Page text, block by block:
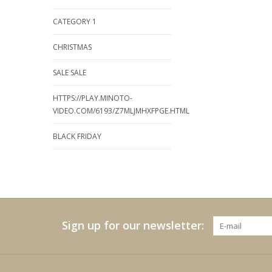
CATEGORY 1
CHRISTMAS
SALE SALE
HTTPS://PLAY.MINOTO-
VIDEO.COM/6193/Z7MLJMHXFPGE.HTML
BLACK FRIDAY
Sign up for our newsletter: